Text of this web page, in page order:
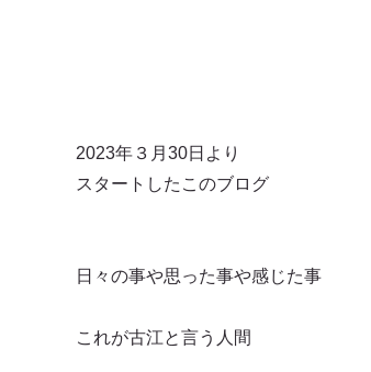
2023年３月30日より
スタートしたこのブログ
日々の事や思った事や感じた事
これが古江と言う人間